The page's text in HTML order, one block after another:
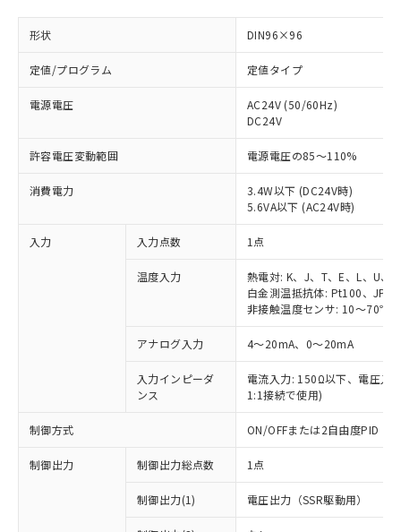
形状 DIN96×96
定値/プログラム 定値タイプ
電源電圧
AC24V (50/60Hz)
DC24V
許容電圧変動範囲 電源電圧の85～110%
消費電力
3.4W以下 (DC24V時)
5.6VA以下 (AC24V時)
入力 入力点数 1点
温度入力
熱電対: K、J、T、E、L、U、
白金測温抵抗体: Pt100、
非接触温度センサ: 10～
アナログ入力 4～20mA、0～20mA
入力インピーダ
ンス
電流入力: 150Ω以下、電圧入
1:1接続で使用)
制御方式 ON/OFFまたは2自由度PID（
制御出力 制御出力総点数 1点
制御出力(1) 電圧出力（SSR駆動用）